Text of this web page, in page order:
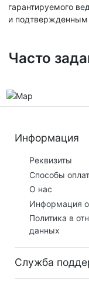
гарантируемого
и подтвержденным
Часто
Информация
Реквизиты
Способы
О нас
Информация
Политика в
данных
Служба